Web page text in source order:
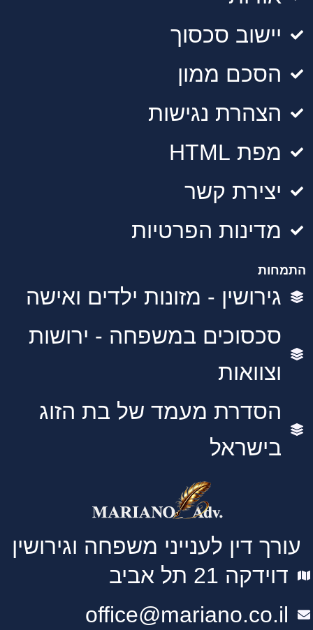
יישוב סכסוך
הסכם ממון
הצהרת נגישות
מפת HTML
יצירת קשר
מדינות הפרטיות
התמחות
גירושין - מזונות ילדים ואישה
סכסוכים במשפחה - ירושות
וצוואות
הסדרת מעמד של בת הזוג
בישראל
עורך דין לענייני משפחה וגירושין
דוידקה 21 תל אביב
office@mariano.co.il